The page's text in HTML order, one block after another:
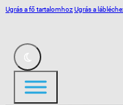
Ugrás a fő tartalomhozUgrás a